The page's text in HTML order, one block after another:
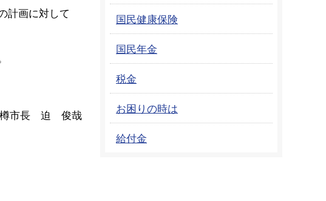
計画に対して
市長 迫 俊哉
国民健康保険
国民年金
税金
お困りの時は
給付金